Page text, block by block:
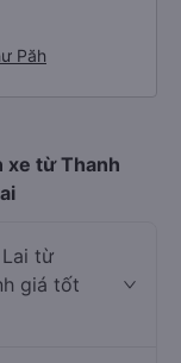
Păh
xe từ Thanh
từ
giá tốt